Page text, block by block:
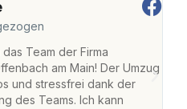
Team der Firma
am Main! Der Umzug
und stressfrei dank der
des Teams. Ich kann